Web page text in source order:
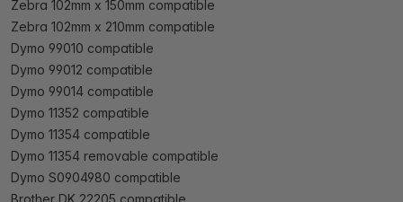
Zebra 102mm x 150mm compatible
Zebra 102mm x 210mm compatible
Dymo 99010 compatible
Dymo 99012 compatible
Dymo 99014 compatible
Dymo 11352 compatible
Dymo 11354 compatible
Dymo 11354 removable compatible
Dymo S0904980 compatible
Brother DK 22205 compatible